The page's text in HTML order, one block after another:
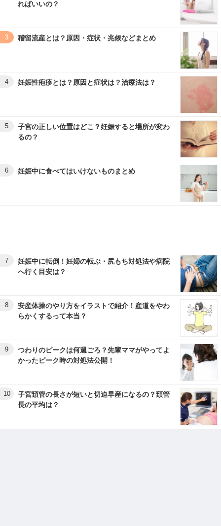
ればいいの？
3 稽留流産とは？原因・症状・兆候などまとめ
4 妊娠性疱疹とは？原因と症状は？治療法は？
5
子宮の正しい位置はどこ？妊娠すると場所が変わ
るの？
6 妊娠中に食べてはいけないものまとめ
7
妊娠中に転倒！妊婦の転ぶ・尻もち対処法や病院
へ行く目安は？
8
安産体操のやり方をイラストで紹介！産道をやわ
らかくするって本当？
9
つわりのピークは何週ごろ？先輩ママがやってよ
かったピーク時の対処法公開！
10
子宮頚管の長さが短いと切迫早産になるの？頚管
長の平均は？